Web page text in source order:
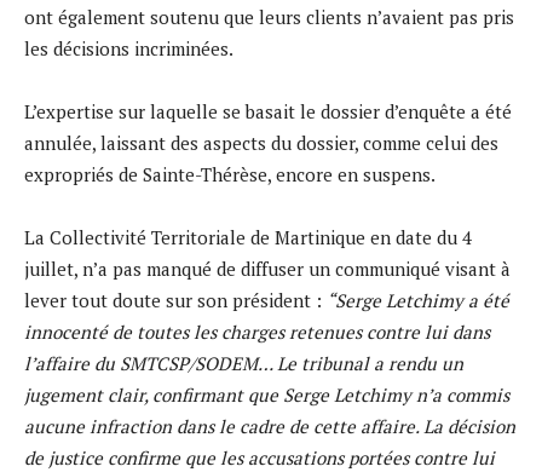
ont également soutenu que leurs clients n’avaient pas pris
les décisions incriminées.
L’expertise sur laquelle se basait le dossier d’enquête a été
annulée, laissant des aspects du dossier, comme celui des
expropriés de Sainte-Thérèse, encore en suspens.
La Collectivité Territoriale de Martinique en date du 4
juillet, n’a pas manqué de diffuser un communiqué visant à
lever tout doute sur son président : “Serge Letchimy a été
innocenté de toutes les charges retenues contre lui dans
l’affaire du SMTCSP/SODEM… Le tribunal a rendu un
jugement clair, confirmant que Serge Letchimy n’a commis
aucune infraction dans le cadre de cette affaire. La décision
de justice confirme que les accusations portées contre lui